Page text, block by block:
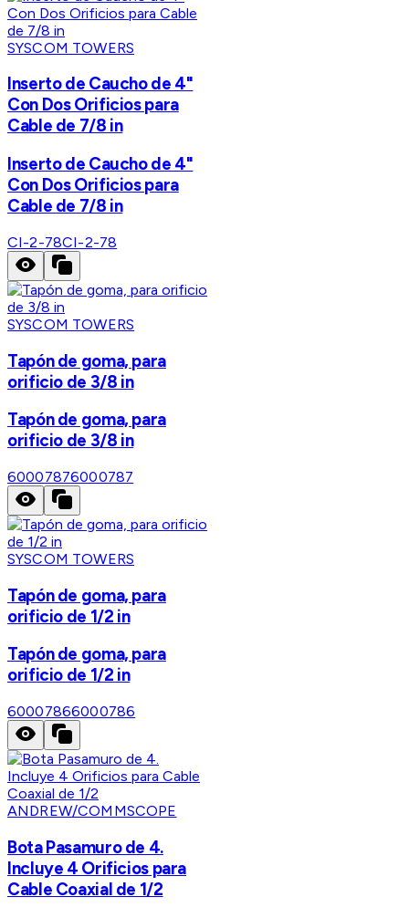
SYSCOM TOWERS
Inserto de Caucho de 4"
Con Dos Orificios para
Cable de 7/8 in
Inserto de Caucho de 4"
Con Dos Orificios para
Cable de 7/8 in
CI-2-78CI-2-78
SYSCOM TOWERS
Tapón de goma, para
orificio de 3/8 in
Tapón de goma, para
orificio de 3/8 in
60007876000787
SYSCOM TOWERS
Tapón de goma, para
orificio de 1/2 in
Tapón de goma, para
orificio de 1/2 in
60007866000786
ANDREW/COMMSCOPE
Bota Pasamuro de 4.
Incluye 4 Orificios para
Cable Coaxial de 1/2